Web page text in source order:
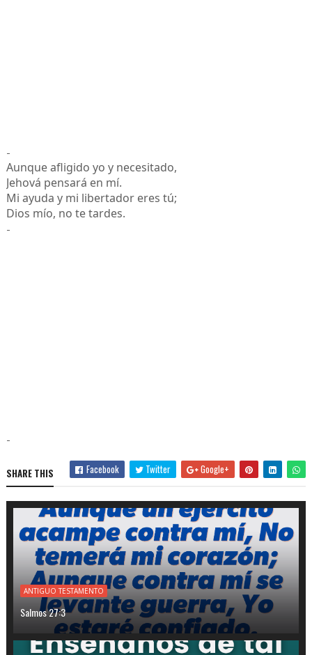
-
Aunque afligido yo y necesitado,
Jehová pensará en mí.
Mi ayuda y mi libertador eres tú;
Dios mío, no te tardes.
-
-
SHARE THIS Facebook Twitter Google+
ANTIGUO TESTAMENTO
Salmos 27:3